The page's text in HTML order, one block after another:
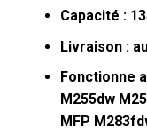
Capacité :
Livraison :
Fonctionne
M255dw
MFP